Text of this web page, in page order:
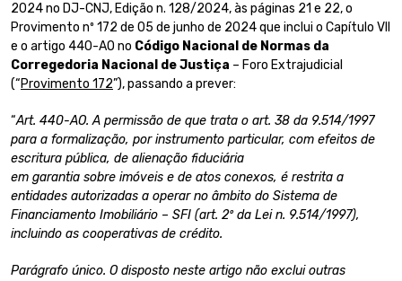
2024 no DJ-CNJ, Edição n. 128/2024, às páginas 21 e 22, o
Provimento nº 172 de 05 de junho de 2024 que inclui o Capítulo VII
e o artigo 440-AO no Código Nacional de Normas da
Corregedoria Nacional de Justiça – Foro Extrajudicial
(“Provimento 172”), passando a prever:
“Art. 440-AO. A permissão de que trata o art. 38 da 9.514/1997
para a formalização, por instrumento particular, com efeitos de
escritura pública, de alienação fiduciária
em garantia sobre imóveis e de atos conexos, é restrita a
entidades autorizadas a operar no âmbito do Sistema de
Financiamento Imobiliário – SFI (art. 2º da Lei n. 9.514/1997),
incluindo as cooperativas de crédito.
Parágrafo único. O disposto neste artigo não exclui outras